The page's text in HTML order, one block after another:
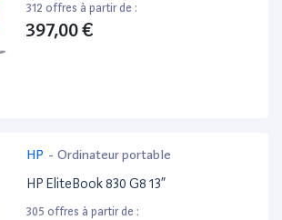
312 offres à partir de :
397,00 €
HP - Ordinateur portable
HP EliteBook 830 G8 13”
305 offres à partir de :